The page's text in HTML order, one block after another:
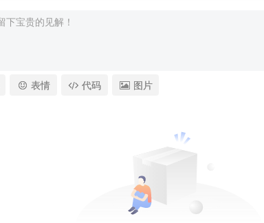
表情 代码 图片